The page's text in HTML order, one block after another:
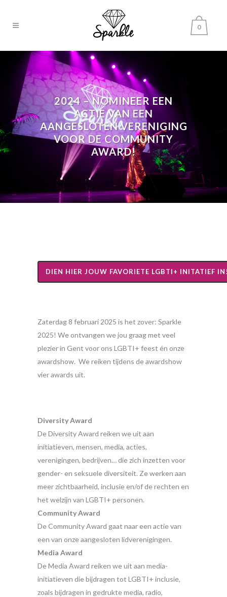
0
2024 – NOMINEER EEN
ACTIE VAN EEN
AANGESLOTEN VERENIGING
VOOR DE COMMUNITY
AWARD!
DIEN HIER JOUW FAVORIETE LGBTI+ INITATIEF
Zaterdag 8 februari 2025 is het zover: Sparkle
2025! We ontvangen we jou graag met veel
plezier in Gent voor ons LGBTI+ feest én onze
awardshow. We reiken tijdens deawardshow
vierawards uit.
Diversity Award
De Diversity Award reiken we uit aan
initiatieven, mensen, media, acties,
verenigingen, bedrijven… die zich inzetten voor
gender- en seksuele diversiteit. Ze werken aan
meer zichtbaarheid, inclusie en/of de rechten en
het welzijn van LGBTI+ personen.
Community Award
De Community Award gaat naareen actie van
een van onze aangesloten lidverenigingen.
Media Award
De Media Award reiken we uit aan media-
initiatieven die bijdragen tot LGBTI+ inclusie,
zoals bijdragen in gedrukte media, radio,